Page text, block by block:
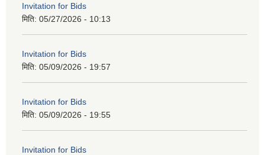
Invitation for Bids
मिति: 05/27/2026 - 10:13
Invitation for Bids
मिति: 05/09/2026 - 19:57
Invitation for Bids
मिति: 05/09/2026 - 19:55
Invitation for Bids